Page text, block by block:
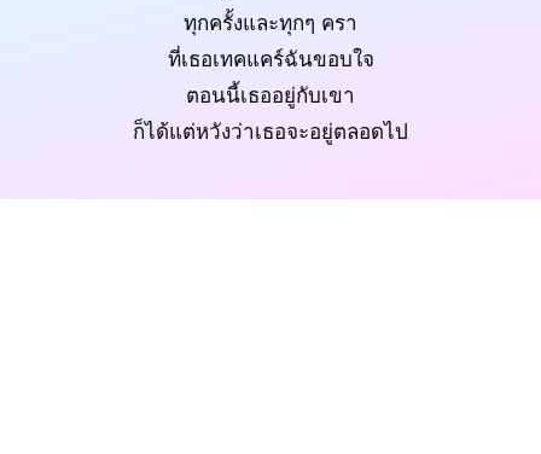
ทุกครั้งและทุกๆ ครา
ที่เธอเทคแคร์ฉันขอบใจ
ตอนนี้เธออยู่กับเขา
ก็ได้แต่หวังว่าเธอจะอยู่ตลอดไป